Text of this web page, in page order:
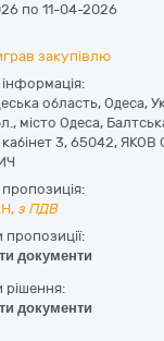
по 11-04-2026
закупівлю
область, Одеса,
мiсто Одеса,
3, 65042, ЯКОВ
з ПДВ
документи
рішення:
документи